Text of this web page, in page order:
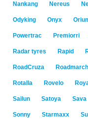
Nankang Nereus
Odyking Onyx
Powertrac Premiorri
Radar tyres Rapid
RoadCruza Roadmarch
Rotalla Rovelo
Sailun Satoya Sava
Sonny Starmaxx